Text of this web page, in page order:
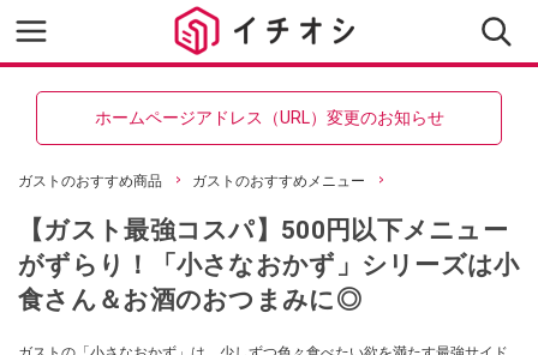
ホームページアドレス（URL）変更のお知らせ
ガストのおすすめ商品 ガストのおすすめメニュー
【ガスト最強コスパ】500円以下メニュー
がずらり！「小さなおかず」シリーズは小
食さん＆お酒のおつまみに◎